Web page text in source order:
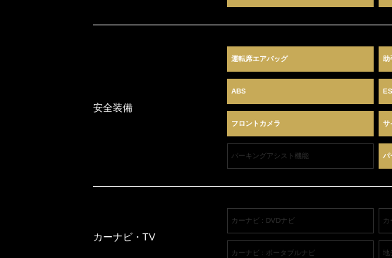
安全装備
運転席エアバッグ
ABS
フロントカメラ サ
パーキングアシスト機能 パ
カーナビ・TV
カーナビ : DVDナビ
カーナビ : ポータブルナビ